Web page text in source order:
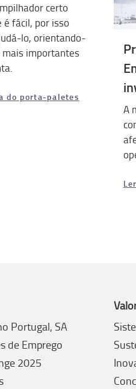
certo
é fácil, por isso
lo, orientando-
mais importantes
do porta-paletes
A
Portugal, SA
de Emprego
2025